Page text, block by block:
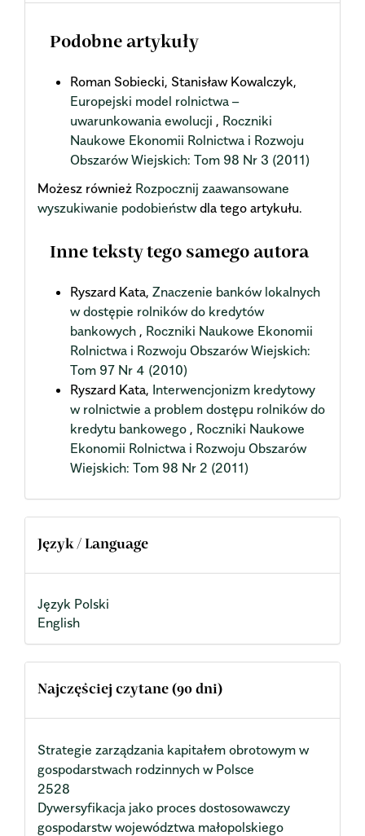
Podobne artykuły
Roman Sobiecki, Stanisław Kowalczyk,
Europejski model rolnictwa –
uwarunkowania ewolucji , Roczniki
Naukowe Ekonomii Rolnictwa i Rozwoju
Obszarów Wiejskich: Tom 98 Nr 3 (2011)
Możesz również Rozpocznij zaawansowane
wyszukiwanie podobieństwdla tego artykułu.
Inne teksty tego samego autora
Ryszard Kata, Znaczenie banków lokalnych
w dostępie rolników do kredytów
bankowych , Roczniki Naukowe Ekonomii
Rolnictwa i Rozwoju Obszarów Wiejskich:
Tom 97 Nr 4 (2010)
Ryszard Kata, Interwencjonizm kredytowy
w rolnictwie a problem dostępu rolników do
kredytu bankowego , Roczniki Naukowe
Ekonomii Rolnictwa i Rozwoju Obszarów
Wiejskich: Tom 98 Nr 2 (2011)
Język / Language
Język Polski
English
Najczęściej czytane (90 dni)
Strategie zarządzania kapitałem obrotowym w
gospodarstwach rodzinnych w Polsce
2528
Dywersyfikacja jako proces dostosowawczy
gospodarstw województwa małopolskiego